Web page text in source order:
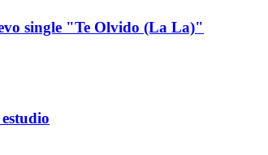
single "Te Olvido (La La)"